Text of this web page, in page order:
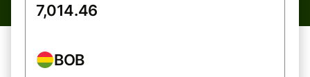
BOB